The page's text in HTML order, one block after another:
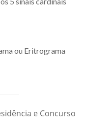
ou Eritrograma
e Concurso